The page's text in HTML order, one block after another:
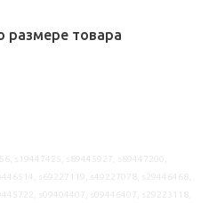
размере товара